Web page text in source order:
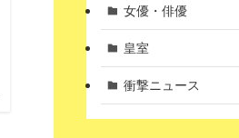
女優・俳優
皇室
衝撃ニュース